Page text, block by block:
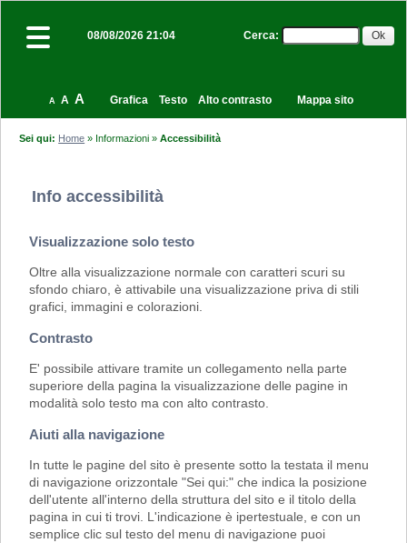
08/08/2026 21:04 Cerca:
A A A Grafica Testo Alto contrasto Mappa sito
Sei qui: Home » Informazioni »Accessibilità
Info accessibilità
Visualizzazione solo testo
Oltre alla visualizzazione normale con caratteri scuri su
sfondo chiaro, è attivabile una visualizzazione priva di stili
grafici, immagini e colorazioni.
Contrasto
E' possibile attivare tramite un collegamento nella parte
superiore della pagina la visualizzazione delle pagine in
modalità solo testo ma con alto contrasto.
Aiuti alla navigazione
In tutte le pagine del sito è presente sotto la testata il menu
di navigazione orizzontale "Sei qui:" che indica la posizione
dell'utente all'interno della struttura del sito e il titolo della
pagina in cui ti trovi. L'indicazione è ipertestuale, e con un
semplice clic sul testo del menu di navigazione puoi